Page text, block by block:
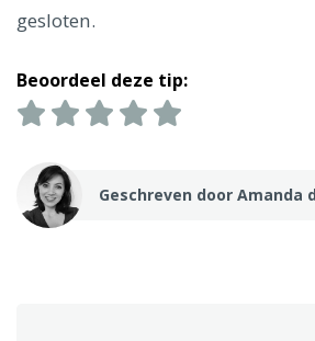
gesloten.
Beoordeel deze tip:
Geschreven door Amanda